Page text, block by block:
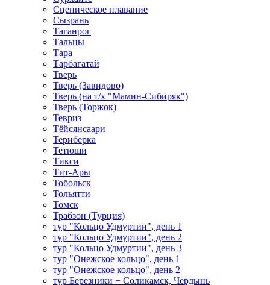
Сценическое плавание
Сызрань
Таганрог
Тальцы
Тара
Тарбагатай
Тверь
Тверь (Завидово)
Тверь (на т/х "Мамин-Сибиряк")
Тверь (Торжок)
Тевриз
Тёйсянсаари
Териберка
Тетюши
Тикси
Тит-Ары
Тобольск
Тольятти
Томск
Трабзон (Турция)
тур "Кольцо Удмуртии", день 1
тур "Кольцо Удмуртии", день 2
тур "Кольцо Удмуртии", день 3
тур "Онежское кольцо", день 1
тур "Онежское кольцо", день 2
тур Березники + Соликамск, Чердынь